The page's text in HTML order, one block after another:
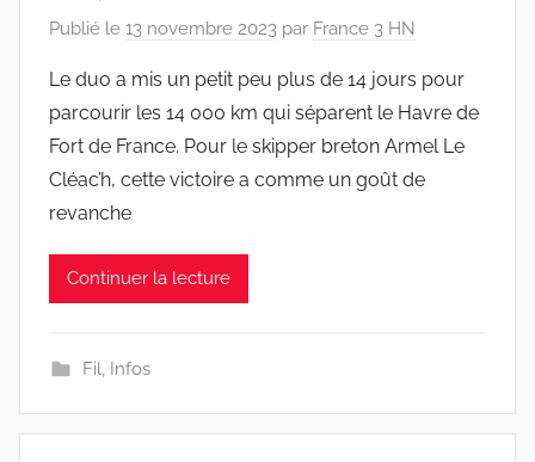
Publié le 13 novembre 2023 par France 3 HN
Le duo a mis un petit peu plus de 14 jours pour
parcourir les 14 000 km qui séparent le Havre de
Fort de France. Pour le skipper breton Armel Le
Cléac’h, cette victoire a comme un goût de
revanche
Continuer la lecture
Fil Infos